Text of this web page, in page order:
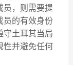
员，则需要提
员的有效身份
守土耳其当局
性并避免任何